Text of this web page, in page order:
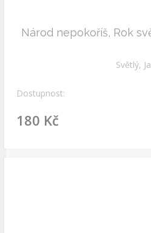
Národ nepokoříš, Rok
Světlý,
Dostupnost:
180 Kč